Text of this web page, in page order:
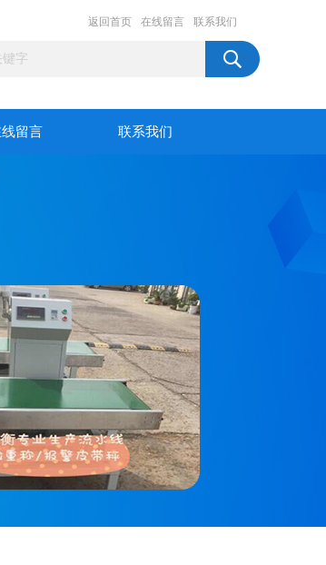
返回首页 在线留言 联系我们
留言 联系我们